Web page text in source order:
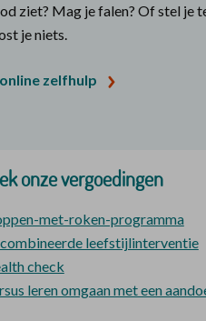
ziet? Mag je falen? Of stel je
je niets.
zelfhulp
onze vergoedingen
met-roken-programma
leefstijlinterventie
check
leren omgaan met een